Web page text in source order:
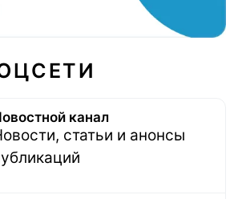
канал
статьи и анонсы